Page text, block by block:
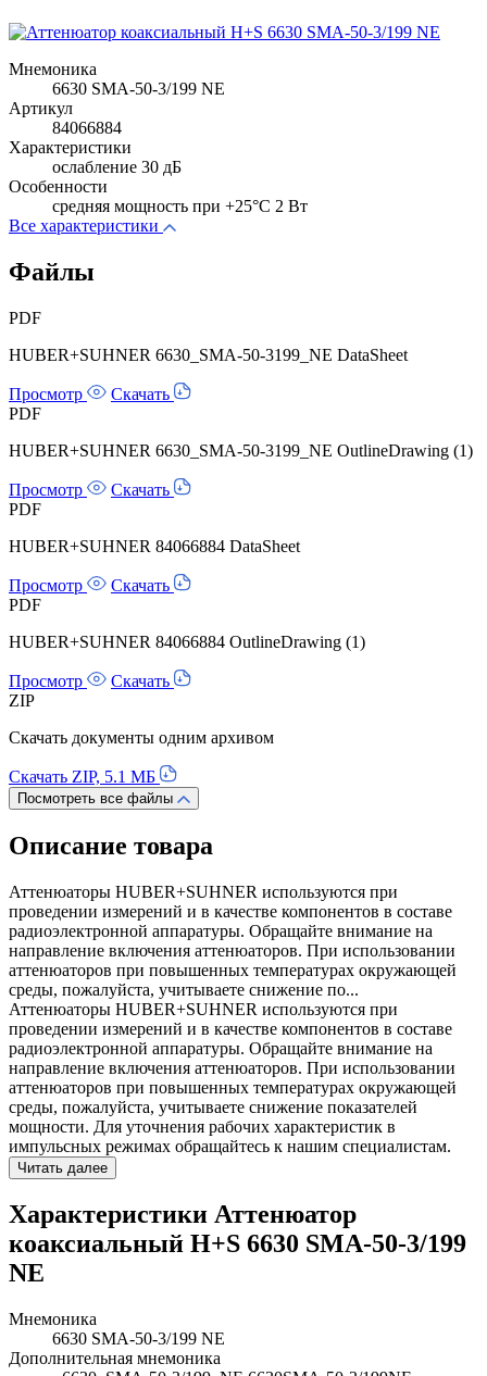
Мнемоника
6630 SMA-50-3/199 NE
Артикул
84066884
Характеристики
ослабление 30 дБ
Особенности
cредняя мощность при +25°C 2 Вт
Все характеристики
Файлы
PDF
HUBER+SUHNER 6630_SMA-50-3199_NE DataSheet
Просмотр
Скачать
PDF
HUBER+SUHNER 6630_SMA-50-3199_NE OutlineDrawing (1)
Просмотр
Скачать
PDF
HUBER+SUHNER 84066884 DataSheet
Просмотр
Скачать
PDF
HUBER+SUHNER 84066884 OutlineDrawing (1)
Просмотр
Скачать
ZIP
Скачать документы одним архивом
Скачать ZIP, 5.1 МБ
Посмотреть все файлы
Описание товара
Аттенюаторы HUBER+SUHNER используются при
проведении измерений и в качестве компонентов в составе
радиоэлектронной аппаратуры. Обращайте внимание на
направление включения аттенюаторов. При использовании
аттенюаторов при повышенных температурах окружающей
среды, пожалуйста, учитываете снижение по...
Аттенюаторы HUBER+SUHNER используются при
проведении измерений и в качестве компонентов в составе
радиоэлектронной аппаратуры. Обращайте внимание на
направление включения аттенюаторов. При использовании
аттенюаторов при повышенных температурах окружающей
среды, пожалуйста, учитываете снижение показателей
мощности. Для уточнения рабочих характеристик в
импульсных режимах обращайтесь к нашим специалистам.
Читать далее
Характеристики Аттенюатор
коаксиальный H+S 6630 SMA-50-3/199
NE
Мнемоника
6630 SMA-50-3/199 NE
Дополнительная мнемоника